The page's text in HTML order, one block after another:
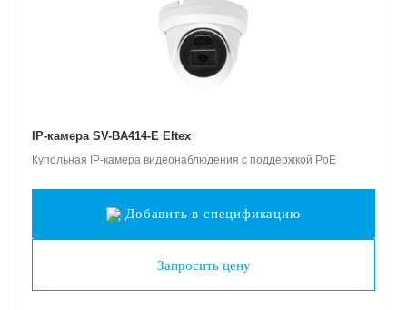
IP-камера SV-BA414-E Eltex
Купольная IP-камера видеонаблюдения с поддержкой PoE
Добавить в спецификацию
Запросить цену